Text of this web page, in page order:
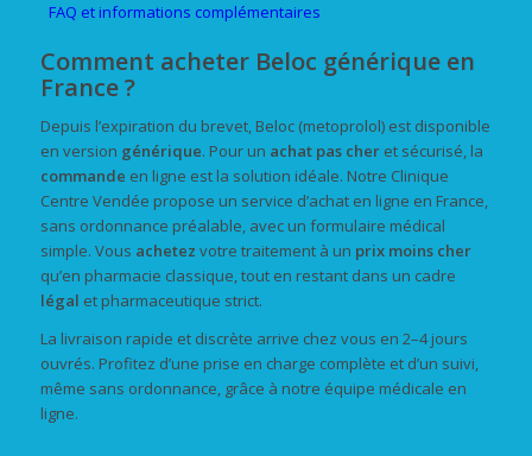
FAQ et informations complémentaires
Comment acheter Beloc générique en
France ?
Depuis l’expiration du brevet, Beloc (metoprolol) est disponible
en version générique. Pour un achat pas cheret sécurisé, la
commande en ligne est la solution idéale. Notre Clinique
Centre Vendée propose un service d’achat en ligne en France,
sans ordonnance préalable, avec un formulaire médical
simple. Vous achetez votre traitement à un prix moins cher
qu’en pharmacie classique, tout en restant dans un cadre
légal et pharmaceutique strict.
La livraison rapide et discrète arrive chez vous en 2–4 jours
ouvrés. Profitez d’une prise en charge complète et d’un suivi,
même sans ordonnance, grâce à notre équipe médicale en
ligne.